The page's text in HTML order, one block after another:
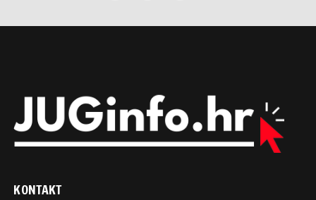
KONTAKT